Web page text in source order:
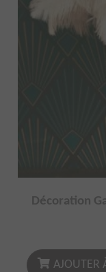
Décoration
AJOUTER